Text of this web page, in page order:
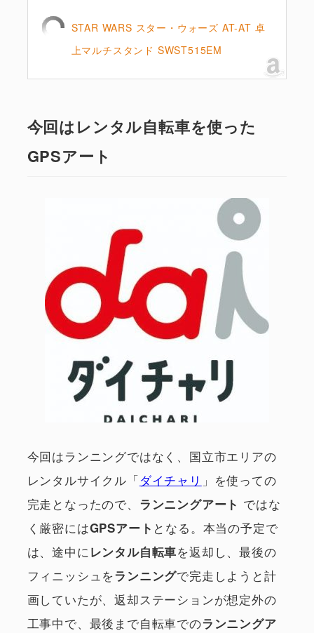
STAR WARS スター・ウォーズ AT-AT 卓
上マルチスタンド SWST515EM
今回はレンタル自転車を使った
GPSアート
今回はランニングではなく、国立市エリアの
レンタルサイクル「ダイチャリ 」を使っての
完走となったので、 ランニングアート ではな
く厳密にはGPSアート となる。本当の予定で
は、途中にレンタル自転車を返却し、最後の
フィニッシュをランニングで完走しようと計
画していたが、返却ステーションが想定外の
工事中で、最後まで自転車でのランニングア